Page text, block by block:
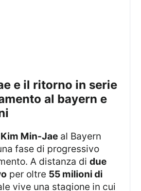
al bayern e
Kim Min-Jae al Bayern
fase di progressivo
A distanza didue
per oltre 55 milioni di
vive una stagione in cui